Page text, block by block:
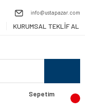
info@ustapazar.com
KURUMSAL TEKLİF AL
Sepetim